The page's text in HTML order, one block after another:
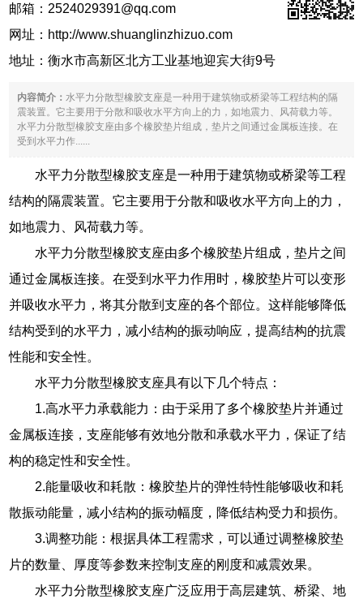
邮箱：2524029391@qq.com
网址： http://www.shuanglinzhizuo.com
地址：衡水市高新区北方工业基地迎宾大街9号
内容简介： 水平力分散型橡胶支座是一种用于建筑物或桥梁等工程结构的隔
震装置。它主要用于分散和吸收水平方向上的力，如地震力、风荷载力等。
水平力分散型橡胶支座由多个橡胶垫片组成，垫片之间通过金属板连接。在
受到水平力作......
水平力分散型橡胶支座是一种用于建筑物或桥梁等工程
结构的隔震装置。它主要用于分散和吸收水平方向上的力，
如地震力、风荷载力等。
水平力分散型橡胶支座由多个橡胶垫片组成，垫片之间
通过金属板连接。在受到水平力作用时，橡胶垫片可以变形
并吸收水平力，将其分散到支座的各个部位。这样能够降低
结构受到的水平力，减小结构的振动响应，提高结构的抗震
性能和安全性。
水平力分散型橡胶支座具有以下几个特点：
1.高水平力承载能力：由于采用了多个橡胶垫片并通过
金属板连接，支座能够有效地分散和承载水平力，保证了结
构的稳定性和安全性。
2.能量吸收和耗散：橡胶垫片的弹性特性能够吸收和耗
散振动能量，减小结构的振动幅度，降低结构受力和损伤。
3.调整功能：根据具体工程需求，可以通过调整橡胶垫
片的数量、厚度等参数来控制支座的刚度和减震效果。
水平力分散型橡胶支座广泛应用于高层建筑、桥梁、地